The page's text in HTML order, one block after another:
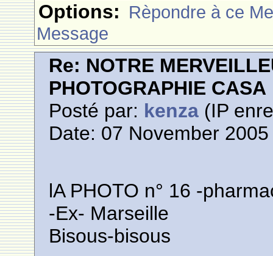
Options: Rèpondre à ce
Message
Re: NOTRE
PHOTOGRAPHIE CASA
Posté par: kenza (IP
Date: 07 November
lA PHOTO n° 16 -
-Ex- Marseille
Bisous-bisous